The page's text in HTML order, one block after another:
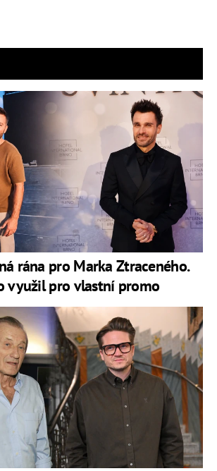
rána pro Marka Ztraceného.
využil pro vlastní promo